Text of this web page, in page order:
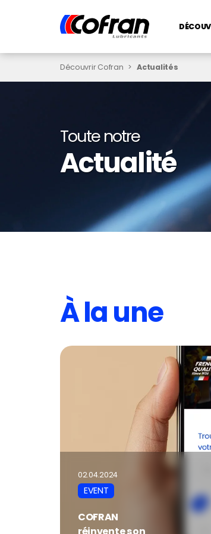
Découvrir Cofran > Actualités
Toute notre
Actualité
À la une
02.04.2024
EVENT
COFRAN